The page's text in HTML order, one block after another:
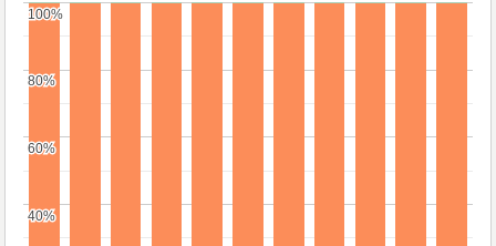
40%
40%
60%
60%
80%
80%
100%
100%